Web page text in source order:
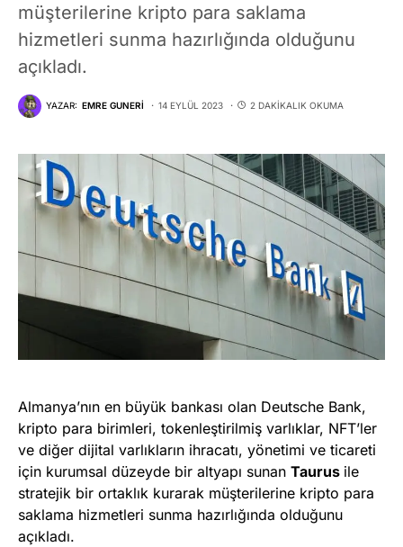
müşterilerine kripto para saklama
hizmetleri sunma hazırlığında olduğunu
açıkladı.
YAZAR: EMRE GUNERI 14 EYLÜL 2023 2 DAKIKALIK OKUMA
Almanya’nın en büyük bankası olan Deutsche Bank,
kripto para birimleri, tokenleştirilmiş varlıklar, NFT’ler
ve diğer dijital varlıkların ihracatı, yönetimi ve ticareti
için kurumsal düzeyde bir altyapı sunan Taurus ile
stratejik bir ortaklık kurarak müşterilerine kripto para
saklama hizmetleri sunma hazırlığında olduğunu
açıkladı.